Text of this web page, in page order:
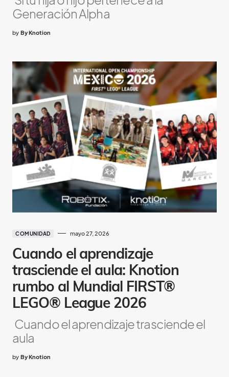
Generación Alpha
by By Knotion
COMUNIDAD mayo 27, 2026
Cuando el aprendizaje
trasciende el aula: Knotion
rumbo al Mundial FIRST®
LEGO® League 2026
Cuando el aprendizaje trasciende el
aula
by By Knotion